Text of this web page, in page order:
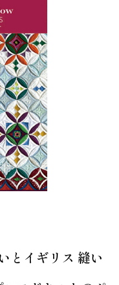
とイギリス 縫い